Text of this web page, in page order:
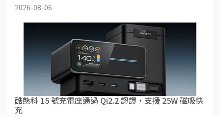
2026-08-06
酷態科 15 號充電座通過 Qi2.2 認證，支援 25W 磁吸快
充